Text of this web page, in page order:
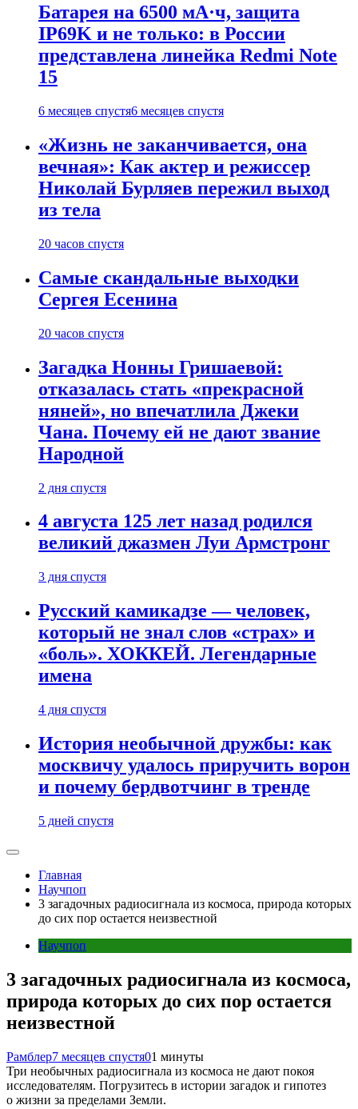
Батарея на 6500 мА·ч, защита
IP69K и не только: в России
представлена линейка Redmi Note
15
6 месяцев спустя6 месяцев спустя
«Жизнь не заканчивается, она
вечная»: Как актер и режиссер
Николай Бурляев пережил выход
из тела
20 часов спустя
Самые скандальные выходки
Сергея Есенина
20 часов спустя
Загадка Нонны Гришаевой:
отказалась стать «прекрасной
няней», но впечатлила Джеки
Чана. Почему ей не дают звание
Народной
2 дня спустя
4 августа 125 лет назад родился
великий джазмен Луи Армстронг
3 дня спустя
Русский камикадзе — человек,
который не знал слов «страх» и
«боль». ХОККЕЙ. Легендарные
имена
4 дня спустя
История необычной дружбы: как
москвичу удалось приручить ворон
и почему бердвотчинг в тренде
5 дней спустя
Главная
Научпоп
3 загадочных радиосигнала из космоса, природа которых
до сих пор остается неизвестной
Научпоп
3 загадочных радиосигнала из космоса,
природа которых до сих пор остается
неизвестной
Рамблер7 месяцев спустя01 минуты
Три необычных радиосигнала из космоса не дают покоя
исследователям. Погрузитесь в истории загадок и гипотез
о жизни за пределами Земли.